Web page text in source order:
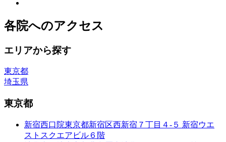
各院へのアクセス
エリアから探す
東京都
埼玉県
東京都
新宿西口院東京都新宿区西新宿７丁目４-５ 新宿ウエ
ストスクエアビル６階